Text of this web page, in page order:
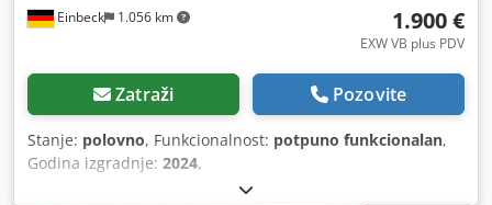
Einbeck 1.056 km 1.900 €
EXW VB plus PDV
Zatraži Pozovite
Stanje: polovno, Funkcionalnost: potpuno funkcionalan,
Godina izgradnje: 2024,